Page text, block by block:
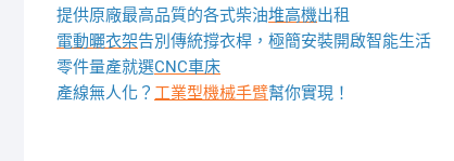
提供原廠最高品質的各式柴油堆高機出租
電動曬衣架告別傳統撐衣桿，極簡安裝開啟智能生活
零件量產就選CNC車床
產線無人化？ 工業型機械手臂幫你實現！